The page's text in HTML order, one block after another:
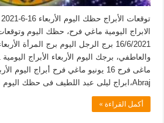
الابراج اليومية ماغي فرح، حظك اليوم وتوقعات
16/6/2021 برج الرجل اليوم برج المرأة
Abraj،ابراج ليلى عبد اللطيف فى حظك اليوم الأربعاء …
أكمل القراءة »